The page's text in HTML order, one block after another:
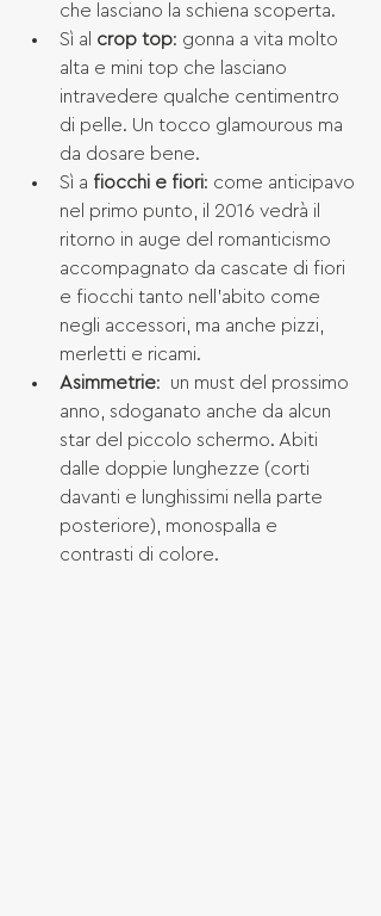
che lasciano la schiena scoperta.
Sì al crop top: gonna a vita molto
alta e mini top che lasciano
intravedere qualche centimentro
di pelle. Un tocco glamourous ma
da dosare bene.
Sì a fiocchi e fiori: come anticipavo
nel primo punto, il 2016 vedrà il
ritorno in auge del romanticismo
accompagnato da cascate di fiori
e fiocchi tanto nell’abito come
negli accessori, ma anche pizzi,
merletti e ricami.
Asimmetrie:  un must del prossimo
anno, sdoganato anche da alcun
star del piccolo schermo. Abiti
dalle doppie lunghezze (corti
davanti e lunghissimi nella parte
posteriore), monospalla e
contrasti di colore.